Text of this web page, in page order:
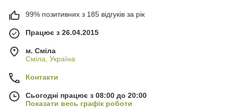
99% позитивних з 185 відгуків за рік
Працює з 26.04.2015
м. Сміла
Сміла, Україна
Контакти
Сьогодні працює з 08:00 до 20:00
Показати весь графік роботи